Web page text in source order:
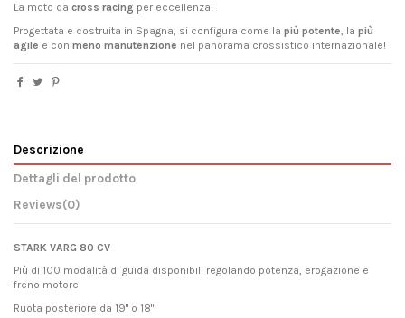
La moto da cross racing per eccellenza!
Progettata e costruita in Spagna, si configura come la più potente, la più
agile e con meno manutenzione nel panorama crossistico internazionale!
Descrizione
Dettagli del prodotto
Reviews(0)
STARK VARG 80 CV
Più di 100 modalità di guida disponibili regolando potenza, erogazione e
freno motore
Ruota posteriore da 19" o 18"